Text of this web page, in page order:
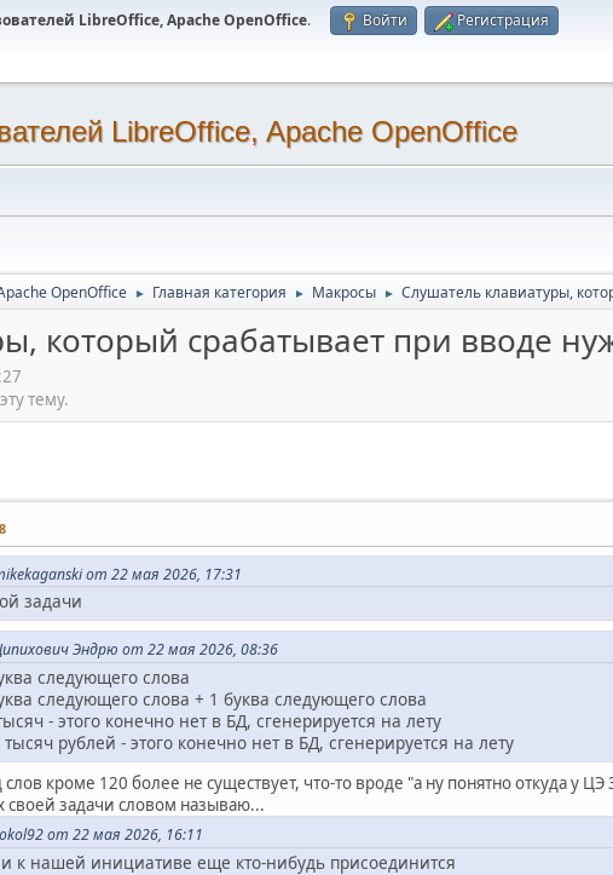
LibreOffice, Apache OpenOffice. Войти Регистрация
LibreOffice, Apache OpenOffice
OpenOffice ► Главная категория ► Макросы ► Слушатель клавиатуры,
который срабатывает при вводе
тему.
от 22 мая 2026, 17:31
задачи
Эндрю от 22 мая 2026, 08:36
следующего слова
следующего слова + 1 буква следующего слова
- этого конечно нет в БД, сгенерируется на лету
тысяч рублей - этого конечно нет в БД, сгенерируется на лету
кроме 120 более не существует, что-то вроде "а ну понятно откуда у
своей задачи словом называю...
от 22 мая 2026, 16:11
к нашей инициативе еще кто-нибудь присоединится